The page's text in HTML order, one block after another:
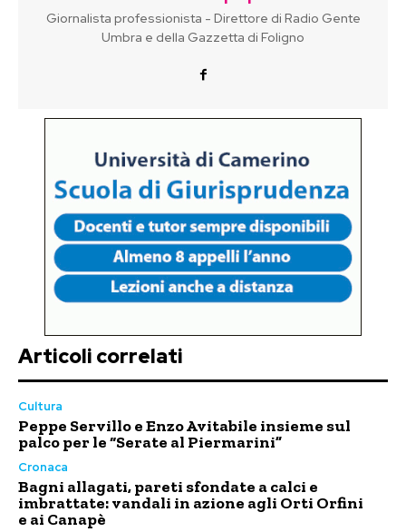
Giornalista professionista - Direttore di Radio Gente
Umbra e della Gazzetta di Foligno
Articoli correlati
Cultura
Peppe Servillo e Enzo Avitabile insieme sul
palco per le “Serate al Piermarini”
Cronaca
Bagni allagati, pareti sfondate a calci e
imbrattate: vandali in azione agli Orti Orfini
e ai Canapè